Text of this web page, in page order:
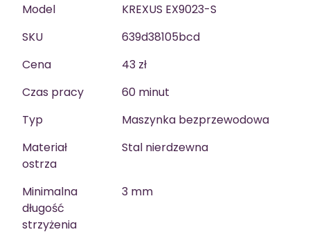
Model
KREXUS EX9023-S
SKU
639d38105bcd
Cena
43 zł
Czas pracy
60 minut
Typ
Maszynka bezprzewodowa
Materiał
ostrza
Stal nierdzewna
Minimalna
długość
strzyżenia
3 mm